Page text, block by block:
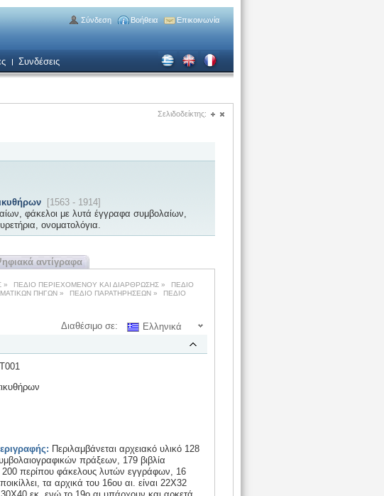
Σύνδεση Βοήθεια Επικοινωνία
Συνδέσεις
Σελιδοδείκτης:
[1563 - 1914]
φάκελοι με λυτά έγγραφα συμβολαίων,
ονοματολόγια.
αντίγραφα
» ΠΕΔΙΟ ΠΕΡΙΕΧΟΜΕΝΟΥ ΚΑΙ ΔΙΑΡΘΡΩΣΗΣ»
ΠΕΔΙΟ
ΠΗΓΩΝ» ΠΕΔΙΟ ΠΑΡΑΤΗΡΗΣΕΩΝ»
ΠΕΔΙΟ
Ελληνικά
Διαθέσιμο σε:
Περιλαμβάνεται αρχειακό υλικό 128
πράξεων, 179 βιβλία
200 περίπου φάκελους λυτών εγγράφων, 16
τα αρχικά του 16ου αι. είναι 22Χ32